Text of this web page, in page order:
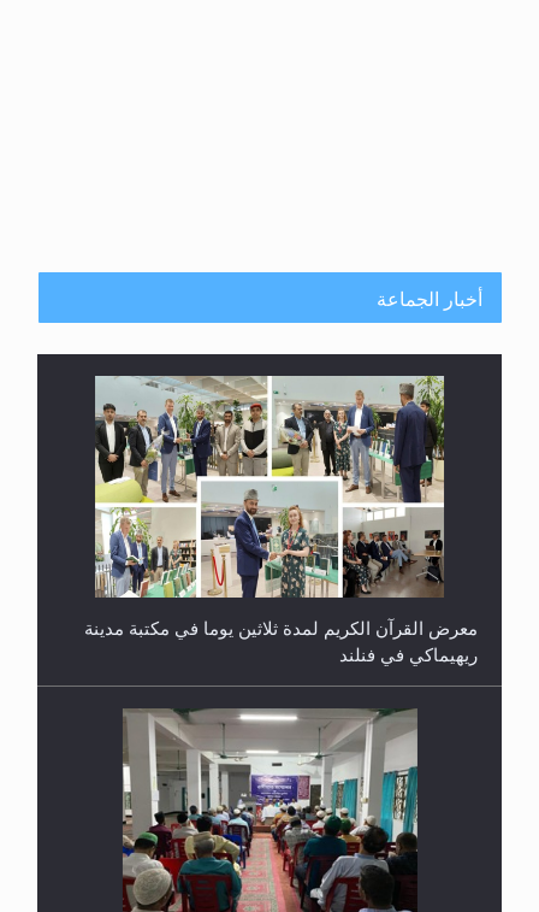
أخبار الجماعة
معرض القرآن الكريم لمدة ثلاثين يوما في مكتبة مدينة
ريهيماكي في فنلند